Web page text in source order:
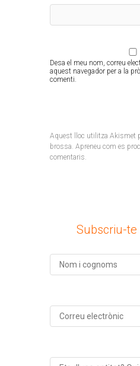
Desa el meu nom, correu
aquest navegador per a la
comenti.
Aquest lloc utilitza Akismet
brossa. Apreneu com es
comentaris.
Subscriu-